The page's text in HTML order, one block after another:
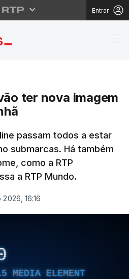
Entrar
RTP vão
ter nova imagem
passam todos a estar
submarcas. Há também
como a RTP
a RTP Mundo.
16:16
MEDIA ELEMENT